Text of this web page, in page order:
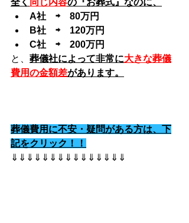
全く 同じ内容の『お葬式』なのに、
A社　⇨　80万円
B社　⇨　120万円
C社　⇨　200万円
と、 葬儀社によって非常に大きな葬儀
費用の金額差があります。
葬儀費用に不安・疑問がある方は、下
記をクリック！！
⇓⇓⇓⇓⇓⇓⇓⇓⇓⇓⇓⇓⇓⇓⇓